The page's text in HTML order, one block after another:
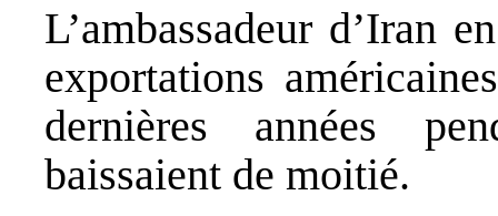
L’ambassadeur d’Iran
exportations
dernières années
baissaient de moitié.